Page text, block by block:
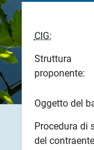
CIG:
Struttura
proponente:
Oggetto del
Procedura di
del